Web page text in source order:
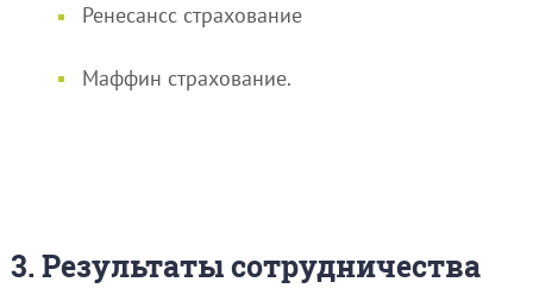
Ренесансс страхование
Маффин страхование.
3. Результаты сотрудничества